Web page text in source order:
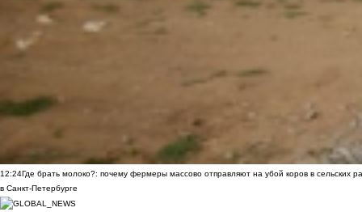
12:24Где брать молоко?: почему фермеры массово отправляют на убой коров в сельских
в Санкт-Петербурге